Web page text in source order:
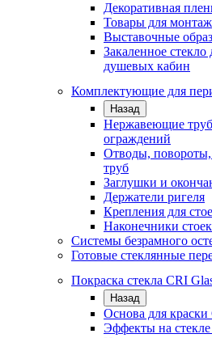
Декоративная
Товары для
Выставочные
Закаленное стекло
душевых кабин
Комплектующие для
Назад
Нержавеющие
ограждений
Отводы,
труб
Заглушки и
Держатели ригеля
Крепления для
Наконечники
Системы безрамного
Готовые стеклянные
Покраска стекла CRI
Назад
Основа для краски
Эффекты на стекле